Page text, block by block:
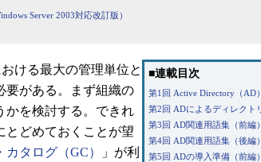
Server 2003対応改訂版）
■連載目次
第1回 Active Directory（AD
第2回 ADによるディレクト
第3回 AD関連用語集（前編）
第4回 AD関連用語集（後編）
第5回 ADの導入準備（前編）
おける最大の管理単位と
要がある。まず組織の
かを検討する。できれ
とどめておくことが望
タログ（GC）
」が利